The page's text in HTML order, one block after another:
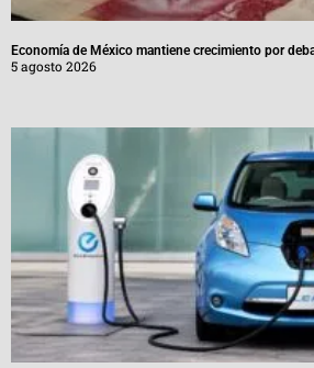
Economía de México mantiene crecimiento por
5 agosto 2026